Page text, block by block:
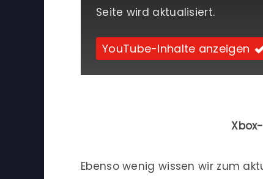
Seite wird aktualisiert.
YouTube-Inhalte anzeigen
Ebenso wenig wissen wir zum